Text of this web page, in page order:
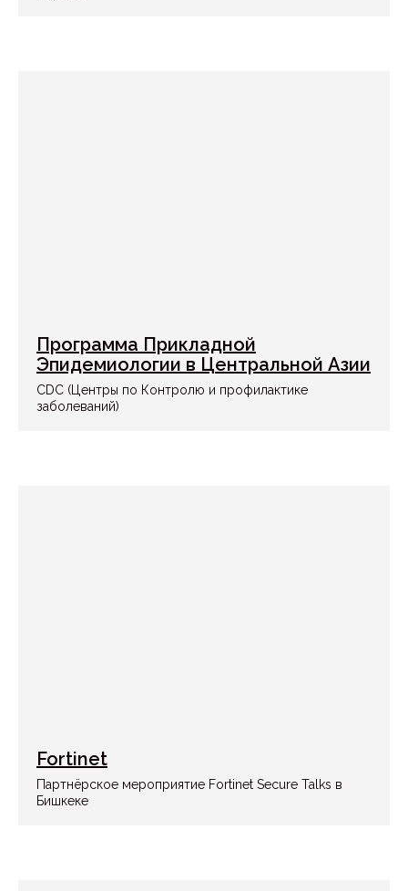
Программа Прикладной
Эпидемиологии в Центральной Азии
CDC (Центры по Контролю и профилактике
заболеваний)
Fortinet
Партнёрское мероприятие Fortinet Secure Talks в
Бишкеке